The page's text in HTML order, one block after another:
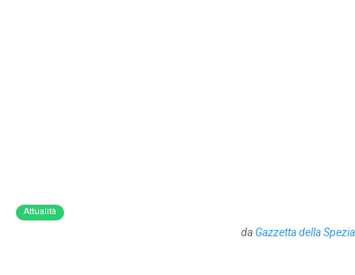
Attualità
da Gazzetta della Spezia